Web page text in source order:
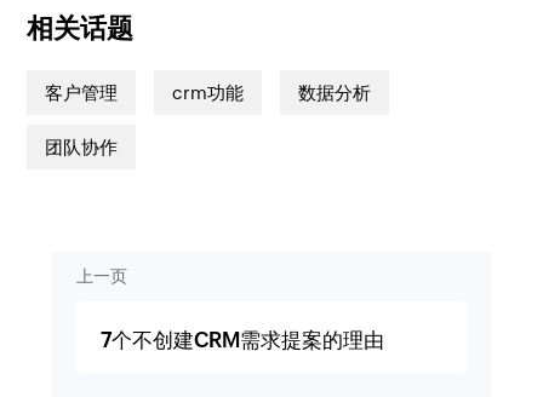
相关话题
客户管理 crm功能 数据分析
团队协作
上一页
7个不创建CRM需求提案的理由